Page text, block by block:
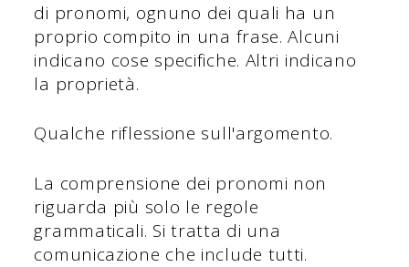
di pronomi, ognuno dei quali ha un
proprio compito in una frase. Alcuni
indicano cose specifiche. Altri indicano
la proprietà.
Qualche riflessione sull'argomento.
La comprensione dei pronomi non
riguarda più solo le regole
grammaticali. Si tratta di una
comunicazione che include tutti.